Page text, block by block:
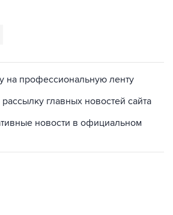
на профессиональную ленту
главных новостей сайта
новости в официальном